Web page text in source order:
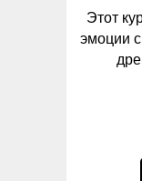
Этот
эмоции с